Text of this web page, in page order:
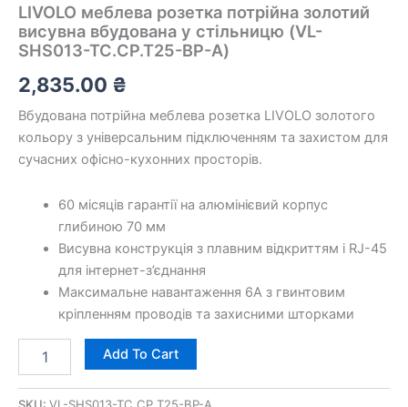
LIVOLO меблева розетка потрійна золотий
висувна вбудована у стільницю (VL-
SHS013-TC.CP.T25-BP-A)
2,835.00 ₴
Вбудована потрійна меблева розетка LIVOLO золотого
кольору з універсальним підключенням та захистом для
сучасних офісно-кухонних просторів.
60 місяців гарантії на алюмінієвий корпус
глибиною 70 мм
Висувна конструкція з плавним відкриттям і RJ-45
для інтернет-з’єднання
Максимальне навантаження 6A з гвинтовим
кріпленням проводів та захисними шторками
Add To Cart
SKU: VL-SHS013-TC.CP.T25-BP-A